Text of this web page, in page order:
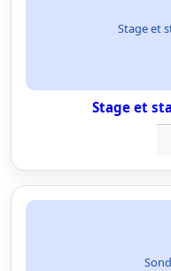
Stage et
Stage et